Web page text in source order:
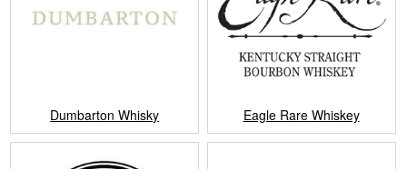
Dumbarton Whisky Eagle Rare Whiskey